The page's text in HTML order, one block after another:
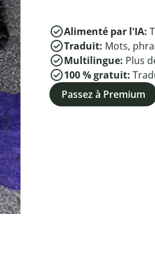
Alimenté par l'IA:
Traduit: Mots,
Multilingue: Plus
100 % gratuit:
Passez à Premium